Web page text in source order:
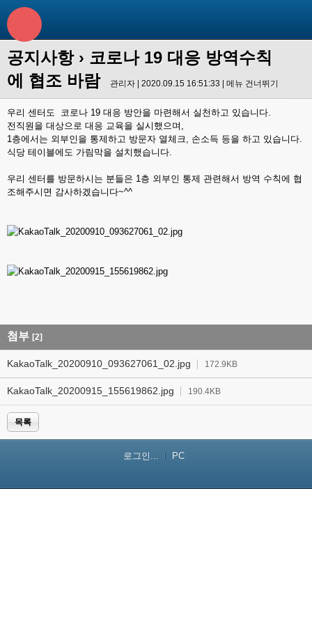
공지사항› 코로나 19 대응 방역수칙
에 협조 바람
관리자 | 2020.09.15 16:51:33 | 메뉴 건너뛰기
우리 센터도 코로나 19 대응 방안을 마련해서 실천하고 있습니다.
전직원을 대상으로 대응 교육을 실시했으며,
1층에서는 외부인을 통제하고 방문자 열체크, 손소득 등을 하고 있습니다.
식당 테이블에도 가림막을 설치했습니다.
우리 센터를 방문하시는 분들은 1층 외부인 통제 관련해서 방역 수칙에 협
조해주시면 감사하겠습니다~^^
첨부 [2]
KakaoTalk_20200910_093627061_02.jpg 172.9KB
KakaoTalk_20200915_155619862.jpg 190.4KB
목록
로그인... PC